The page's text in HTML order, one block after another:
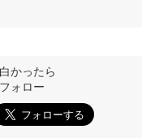
かったら
ォロー